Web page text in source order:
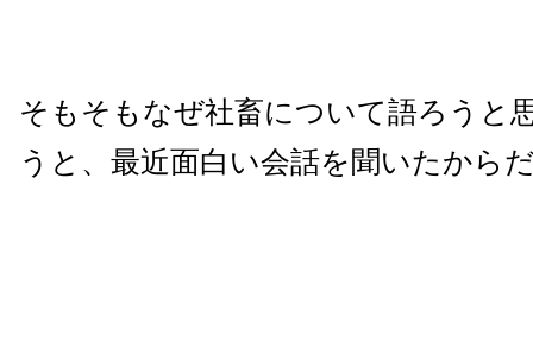
そもそもなぜ社畜について語ろうと
うと、最近面白い会話を聞いたから